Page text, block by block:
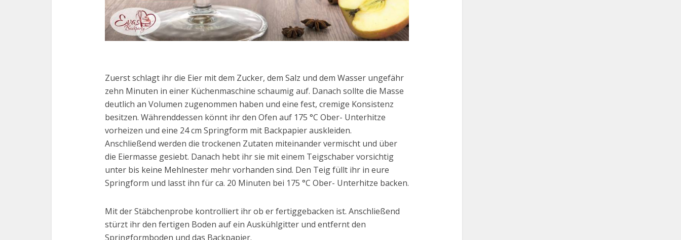
Zuerst schlagt ihr die Eier mit dem Zucker, dem Salz und dem Wasser ungefähr
zehn Minuten in einer Küchenmaschine schaumig auf. Danach sollte die Masse
deutlich an Volumen zugenommen haben und eine fest, cremige Konsistenz
besitzen. Währenddessen könnt ihr den Ofen auf 175 °C Ober- Unterhitze
vorheizen und eine 24 cm Springform mit Backpapier auskleiden.
Anschließend werden die trockenen Zutaten miteinander vermischt und über
die Eiermasse gesiebt. Danach hebt ihr sie mit einem Teigschaber vorsichtig
unter bis keine Mehlnester mehr vorhanden sind. Den Teig füllt ihr in eure
Springform und lasst ihn für ca. 20 Minuten bei 175 °C Ober- Unterhitze backen.
Mit der Stäbchenprobe kontrolliert ihr ob er fertiggebacken ist. Anschließend
stürzt ihr den fertigen Boden auf ein Auskühlgitter und entfernt den
Springformboden und das Backpapier.